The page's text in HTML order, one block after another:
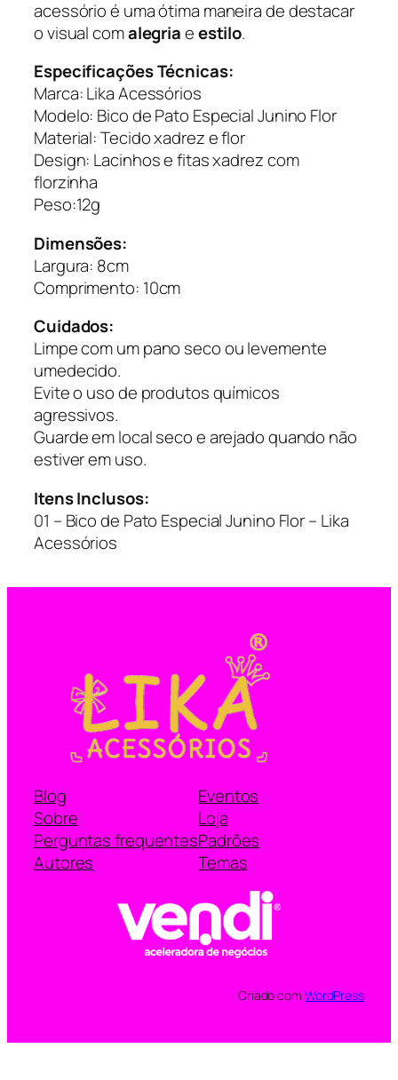
s
s
ó
i
o
s
d
acessório é uma ótima maneira de destacar
o visual comalegriaeestilo.
Especificações Técnicas:
Marca: Lika Acessórios
Modelo: Bico de Pato Especial Junino Flor
Material: Tecido xadrez e flor
Design: Lacinhos e fitas xadrez com
florzinha
Peso:12g
Dimensões:
Largura: 8cm
Comprimento: 10cm
Cuidados:
Limpe com um pano seco ou levemente
umedecido.
Evite o uso de produtos químicos
agressivos.
Guarde em local seco e arejado quando não
estiver em uso.
Itens Inclusos:
01 – Bico de Pato Especial Junino Flor – Lika
Acessórios
Blog
Sobre
Perguntas frequentes
Autores
Eventos
Loja
Padrões
Temas
Criado com WordPress